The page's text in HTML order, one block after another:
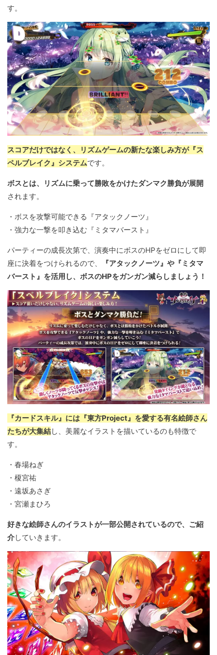
す。
スコアだけではなく、リズムゲームの新たな楽しみ方が『ス
ペルブレイク』システムです。
ボスとは、リズムに乗って勝敗をかけたダンマク勝負が展開
されます。
・ボスを攻撃可能できる『アタックノーツ』
・強力な一撃を叩き込む『ミタマバースト』
パーティーの成長次第で、演奏中にボスのHPをゼロにして即
座に決着をつけられるので、
『アタックノーツ』や『ミタマ
バースト』を活用し、ボスのHPをガンガン減らしましょう！
『カードスキル』には『東方Project』を愛する有名絵師さん
たちが大集結し、美麗なイラストを描いているのも特徴で
す。
・春場ねぎ
・榎宮祐
・遠坂あさぎ
・宮瀬まひろ
好きな絵師さんのイラストが一部公開されているので、ご紹
介していきます。